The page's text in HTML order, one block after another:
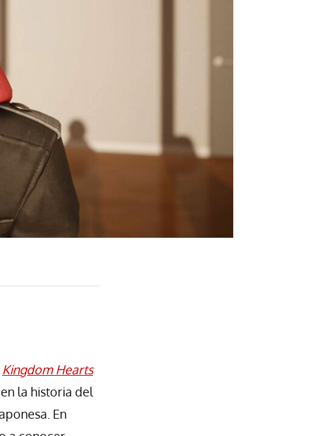
Kingdom Hearts
la historia del
En